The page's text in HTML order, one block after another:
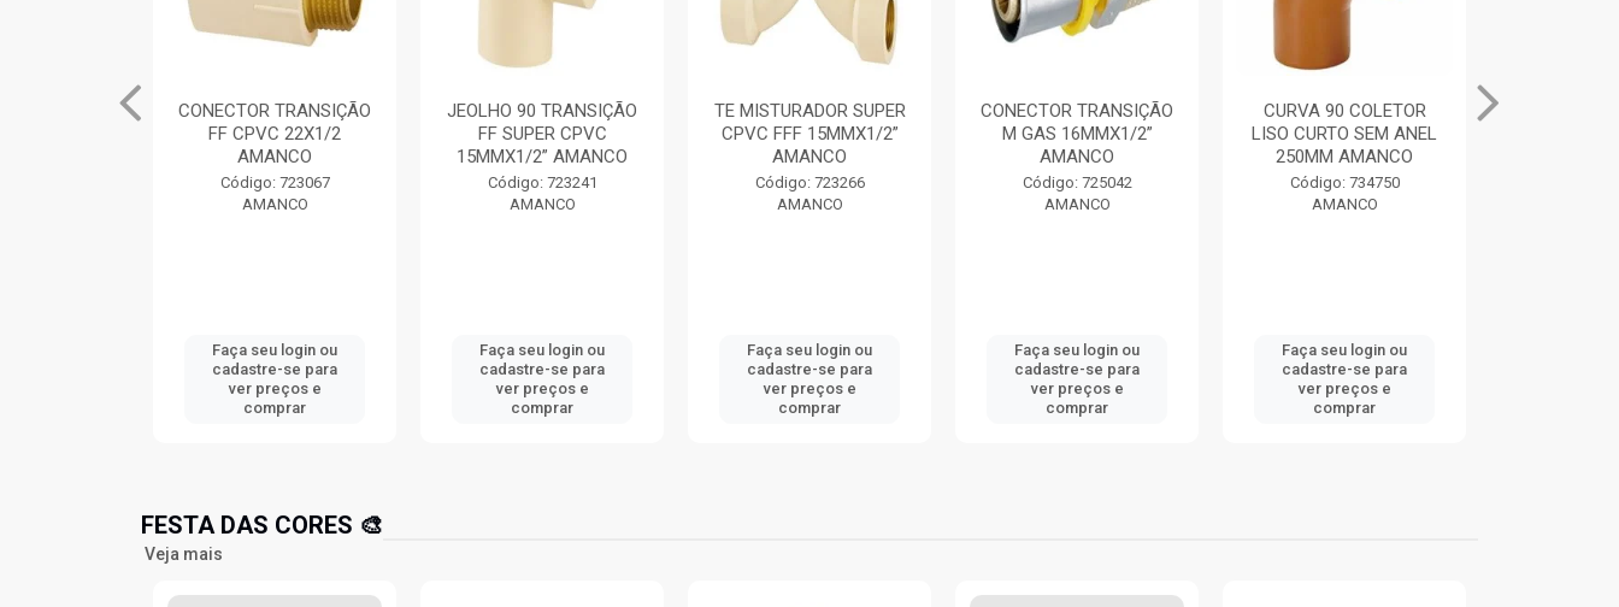
TRANSIÇÃO
JEOLHO 90 TRANSIÇÃO
FF SUPER CPVC
15MMX1/2” AMANCO
Código: 723241
AMANCO
Faça seu login ou
cadastre-se para
ver preços e
comprar
TE MISTURADOR SUPER
CPVC FFF 15MMX1/2”
AMANCO
Código: 723266
AMANCO
Faça seu login ou
cadastre-se para
ver preços e
comprar
CONECTOR TRANSIÇÃO
M GAS 16MMX1/2”
AMANCO
Código: 725042
AMANCO
Faça seu login ou
cadastre-se para
ver preços e
comprar
CURVA 90 COLETOR
LISO CURTO SEM ANEL
250MM AMANCO
Código: 734750
AMANCO
Faça seu login ou
cadastre-se para
ver preços e
comprar
ANEL DE VEDACAO
ORING COLETORES
250MM AMANCO
Código: 734769
AMANCO
Faça seu login ou
cadastre-se para
ver preços e
comprar
FESTA DAS CORES 🎨
Veja mais